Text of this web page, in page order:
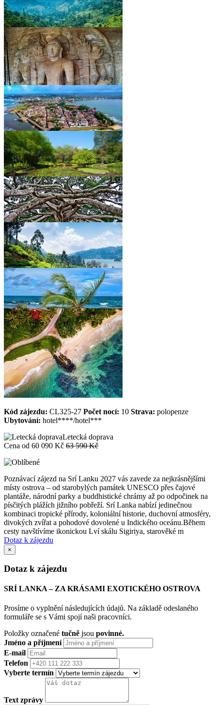
Kód zájezdu: CL325-27 Počet nocí: 10 Strava: polopenze
Ubytování: hotel****/hotel***
Letecká doprava
Cena od 60 090 Kč 63 590 Kč
Poznávací zájezd na Srí Lanku 2027 vás zavede za nejkrásnějšími
místy ostrova – od starobylých památek UNESCO přes čajové
plantáže, národní parky a buddhistické chrámy až po odpočinek na
písčitých plážích jižního pobřeží. Srí Lanka nabízí jedinečnou
kombinaci tropické přírody, koloniální historie, duchovní atmosféry,
divokých zvířat a pohodové dovolené u Indického oceánu.Během
cesty navštívíme ikonickou Lví skálu Sigiriya, starověké m
Dotaz k zájezdu
×
Dotaz k zájezdu
SRÍ LANKA – ZA KRÁSAMI EXOTICKÉHO OSTROVA
Prosíme o vyplnění následujících údajů. Na základě odeslaného
formuláře se s Vámi spojí naši pracovníci.
Položky označené tučně jsou povinné.
Jméno a příjmení
E-mail
Telefon
Vyberte termín
Text zprávy